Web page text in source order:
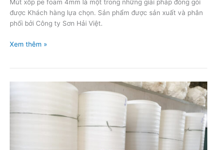
Mút xốp pe foam 4mm là một trong những giải pháp đóng gói
được Khách hàng lựa chọn. Sản phẩm được sản xuất và phân
phối bởi Công ty Sơn Hải Việt.
Xem thêm »